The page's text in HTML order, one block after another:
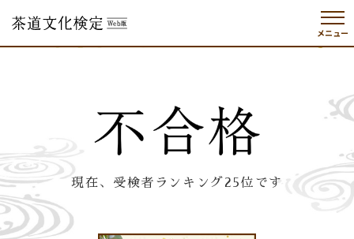
メニュー
現在、受検者ランキング25位です